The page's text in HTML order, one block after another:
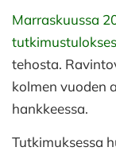
Marraskuussa
tehosta.
kolmen vuoden
hankkeessa.
Tutkimuksessa